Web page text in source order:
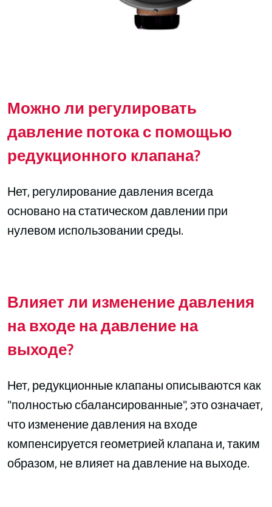
Можно ли регулировать
давление потока с помощью
редукционного клапана?
Нет, регулирование давления всегда
основано на статическом давлении при
нулевом использовании среды.
Влияет ли изменение давления
на входе на давление на
выходе?
Нет, редукционные клапаны описываются как
"полностью сбалансированные", это означает,
что изменение давления на входе
компенсируется геометрией клапана и, таким
образом, не влияет на давление на выходе.